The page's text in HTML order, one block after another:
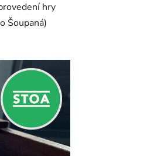
hry
Šoupaná)